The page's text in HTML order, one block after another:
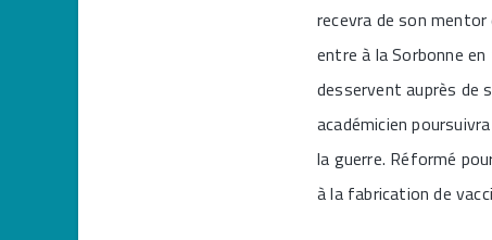
recevra de son
entre à la Sorbonne
desservent auprès de
académicien
la guerre. Réformé
à la fabrication de